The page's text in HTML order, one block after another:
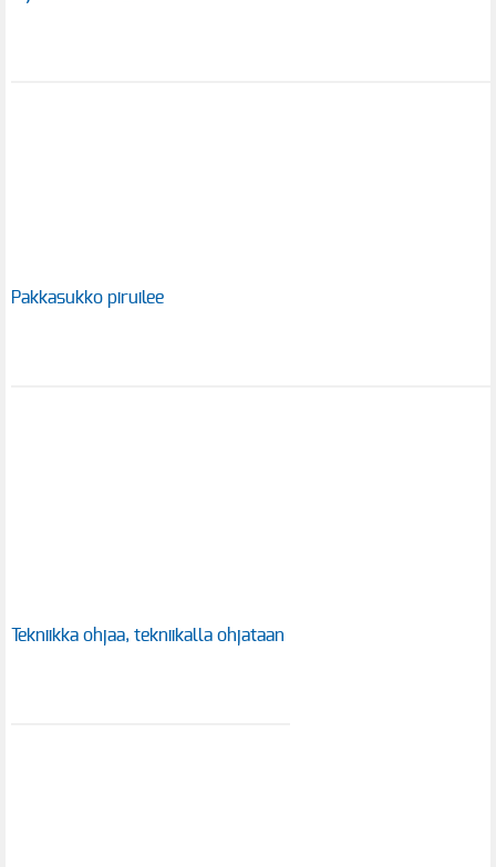
Pakkasukko piruilee
Tekniikka ohjaa, tekniikalla ohjataan